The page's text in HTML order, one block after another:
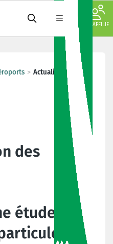
JE M'AFFILIE
Actualités
des
étude de